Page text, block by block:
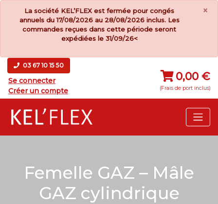
La société KEL’FLEX est fermée pour congés
annuels du 17/08/2026 au 28/08/2026 inclus. Les
commandes reçues dans cette période seront
expédiées le 31/09/26<
×
03 67 10 15 50
Se connecter
Créer un compte
0,00 €
(Frais de port inclus)
Femelle GAZ – Mâle
GAZ cylindrique